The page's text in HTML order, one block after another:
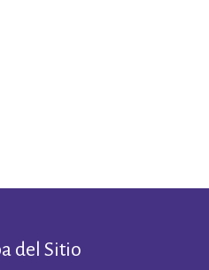
del Sitio